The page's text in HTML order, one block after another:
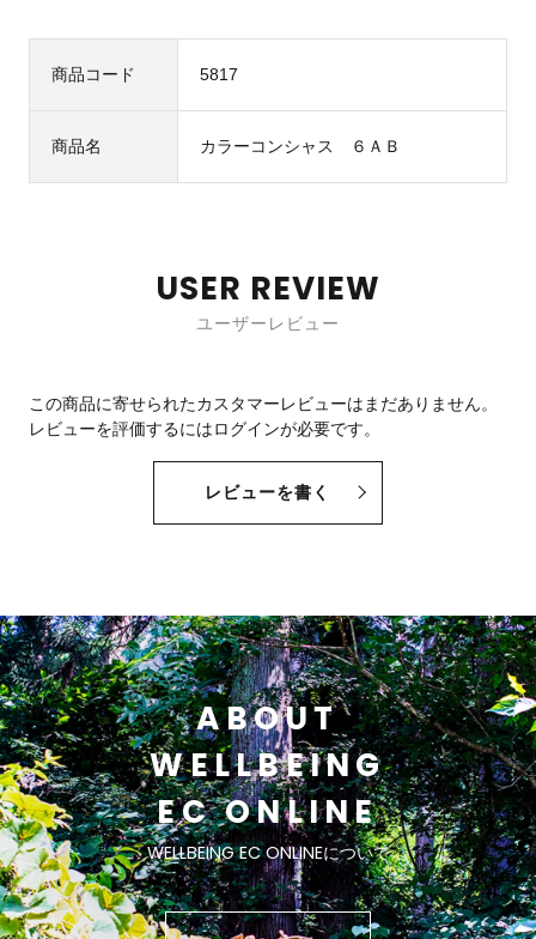
商品コード 5817
商品名 カラーコンシャス ６ＡＢ
USER REVIEW
ユーザーレビュー
この商品に寄せられたカスタマーレビューはまだありません。
レビューを評価するにはログインが必要です。
レビューを書く
ABOUT
WELLBEING
EC ONLINE
WELLBEING EC ONLINEについて